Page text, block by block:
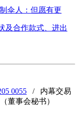
伞人：但愿有更
及合作款式、进出
0055 / 内幕交易
董事会秘书）